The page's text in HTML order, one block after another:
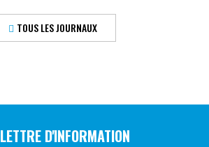
TOUS LES JOURNAUX
LETTRE D'INFORMATION